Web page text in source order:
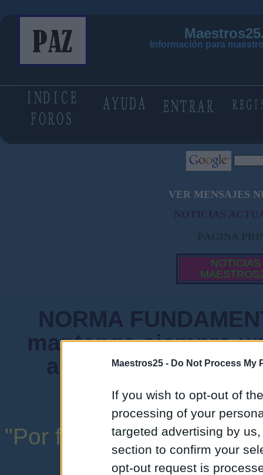
Maestros25 - Do Not Process My
If you wish to opt-out of
processing of your
targeted advertising by
section to confirm your
opt-out request is
Información para
VER MENSAJES
NOTICIAS
PÁGINA
NOTICIAS
NORMA
mantenga siempre
admiten mensajes
instituciones
"Por favor, no abuse de
una expresión